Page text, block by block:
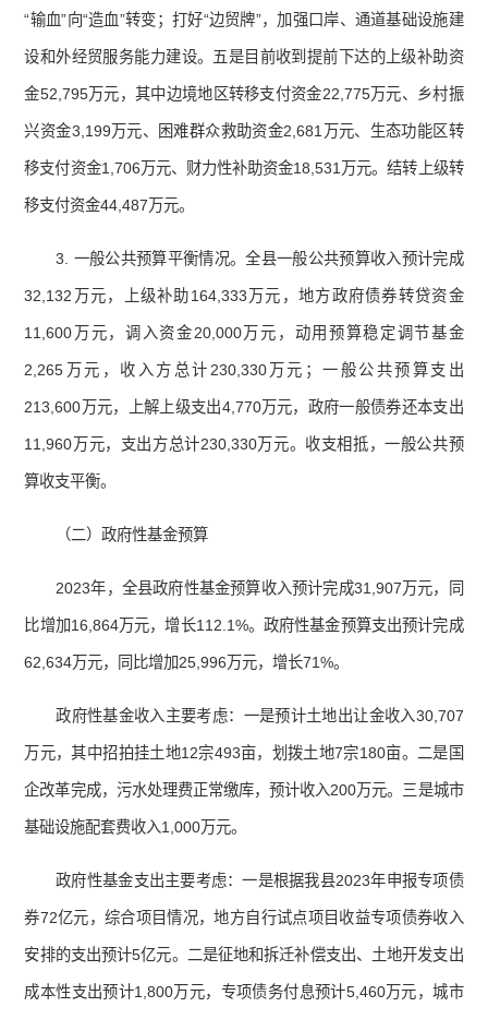
“输血”向“造血”转变；打好“边贸牌”，加强口岸、通道基础设施建
设和外经贸服务能力建设。五是目前收到提前下达的上级补助资
金52,795万元，其中边境地区转移支付资金22,775万元、乡村振
兴资金3,199万元、困难群众救助资金2,681万元、生态功能区转
移支付资金1,706万元、财力性补助资金18,531万元。结转上级转
移支付资金44,487万元。
3. 一般公共预算平衡情况。全县一般公共预算收入预计完成
32,132万元，上级补助164,333万元，地方政府债券转贷资金
11,600万元，调入资金20,000万元，动用预算稳定调节基金
2,265万元，收入方总计230,330万元；一般公共预算支出
213,600万元，上解上级支出4,770万元，政府一般债券还本支出
11,960万元，支出方总计230,330万元。收支相抵，一般公共预
算收支平衡。
（二）政府性基金预算
2023年，全县政府性基金预算收入预计完成31,907万元，同
比增加16,864万元，增长112.1%。政府性基金预算支出预计完成
62,634万元，同比增加25,996万元，增长71%。
政府性基金收入主要考虑：一是预计土地出让金收入30,707
万元，其中招拍挂土地12宗493亩，划拨土地7宗180亩。二是国
企改革完成，污水处理费正常缴库，预计收入200万元。三是城市
基础设施配套费收入1,000万元。
政府性基金支出主要考虑：一是根据我县2023年申报专项债
券72亿元，综合项目情况，地方自行试点项目收益专项债券收入
安排的支出预计5亿元。二是征地和拆迁补偿支出、土地开发支出
成本性支出预计1,800万元，专项债务付息预计5,460万元，城市